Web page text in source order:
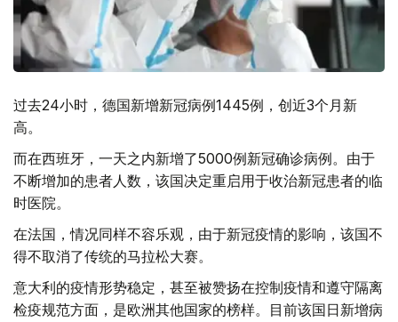
过去24小时，德国新增新冠病例1445例，创近3个月新
高。
而在西班牙，一天之内新增了5000例新冠确诊病例。由于
不断增加的患者人数，该国决定重启用于收治新冠患者的临
时医院。
在法国，情况同样不容乐观，由于新冠疫情的影响，该国不
得不取消了传统的马拉松大赛。
意大利的疫情形势稳定，甚至被赞扬在控制疫情和遵守隔离
检疫规范方面，是欧洲其他国家的榜样。目前该国日新增病